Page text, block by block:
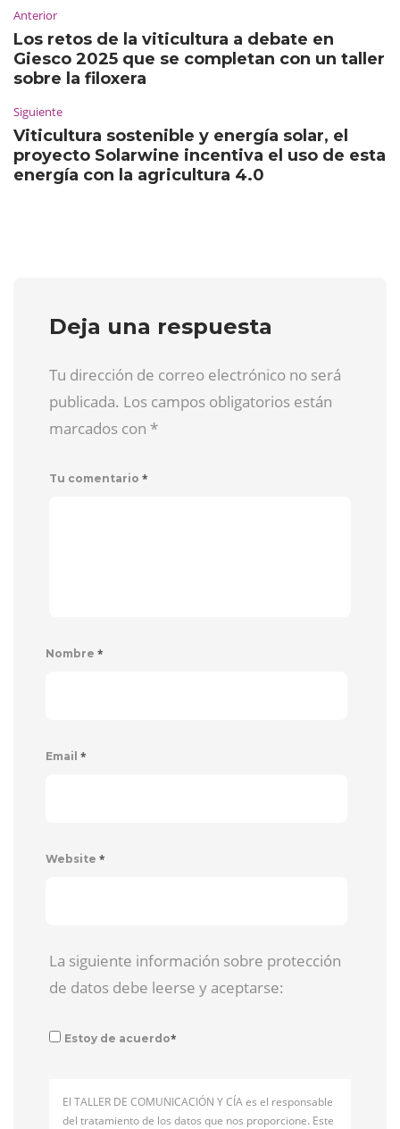
Anterior
Los retos de la viticultura a debate en
Giesco 2025 que se completan con un taller
sobre la filoxera
Siguiente
Viticultura sostenible y energía solar, el
proyecto Solarwine incentiva el uso de esta
energía con la agricultura 4.0
Deja una respuesta
Tu dirección de correo electrónico no será
publicada. Los campos obligatorios están
marcados con *
Tu comentario *
Nombre *
Email *
Website *
La siguiente información sobre protección
de datos debe leerse y aceptarse:
Estoy de acuerdo*
El TALLER DE COMUNICACIÓN Y CÍA es el responsable
del tratamiento de los datos que nos proporcione. Este